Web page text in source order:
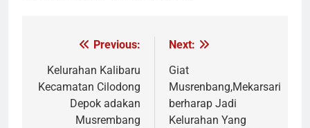
Navigasi
pos
Previous:
Kelurahan Kalibaru
Kecamatan Cilodong
Depok adakan
Musrembang
Next:
Giat
Musrenbang,Mekarsari
berharap Jadi
Kelurahan Yang